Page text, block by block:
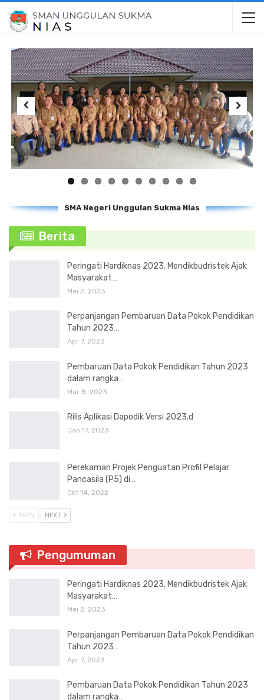
Previous Next
SMA Negeri Unggulan Sukma Nias
Berita
Peringati Hardiknas 2023, Mendikbudristek Ajak
Masyarakat…
Mei 2, 2023
Perpanjangan Pembaruan Data Pokok Pendidikan
Tahun 2023…
Apr 7, 2023
Pembaruan Data Pokok Pendidikan Tahun 2023
dalam rangka…
Mar 8, 2023
Rilis Aplikasi Dapodik Versi 2023.d
Jan 17, 2023
Perekaman Projek Penguatan Profil Pelajar
Pancasila (P5) di…
Okt 14, 2022
PREV NEXT
Pengumuman
Peringati Hardiknas 2023, Mendikbudristek Ajak
Masyarakat…
Mei 2, 2023
Perpanjangan Pembaruan Data Pokok Pendidikan
Tahun 2023…
Apr 7, 2023
Pembaruan Data Pokok Pendidikan Tahun 2023
dalam rangka…